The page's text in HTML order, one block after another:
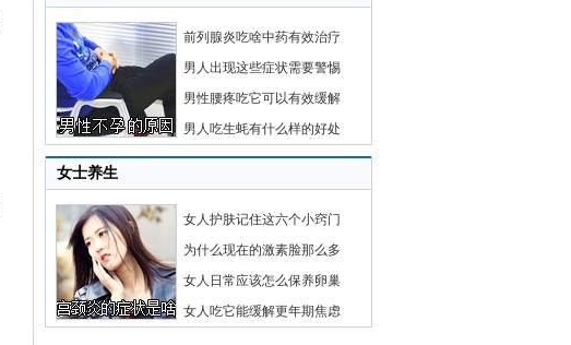
前列腺炎吃啥中药有效治疗
男人出现这些症状需要警惕
男性腰疼吃它可以有效缓解
男人吃生蚝有什么样的好处
女士养生
女人护肤记住这六个小窍门
为什么现在的激素脸那么多
女人日常应该怎么保养卵巢
女人吃它能缓解更年期焦虑